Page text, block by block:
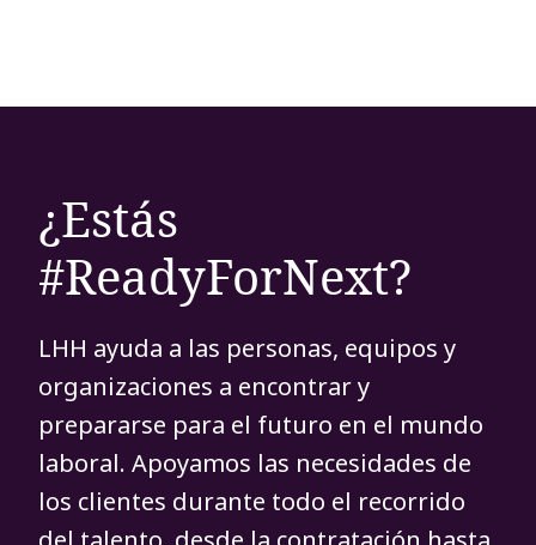
¿Estás
#ReadyForNext?
LHH ayuda a las personas, equipos y
organizaciones a encontrar y
prepararse para el futuro en el mundo
laboral. Apoyamos las necesidades de
los clientes durante todo el recorrido